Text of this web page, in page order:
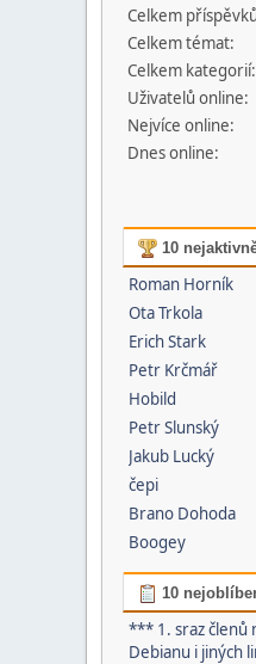
Celkem
Celkem témat:
Celkem kategorií:
Uživatelů online:
Nejvíce online:
Dnes online:
10
Roman Horník
Ota Trkola
Erich Stark
Petr Krčmář
Hobild
Petr Slunský
Jakub Lucký
čepi
Brano Dohoda
Boogey
10
*** 1. sraz členů
Debianu i jiných